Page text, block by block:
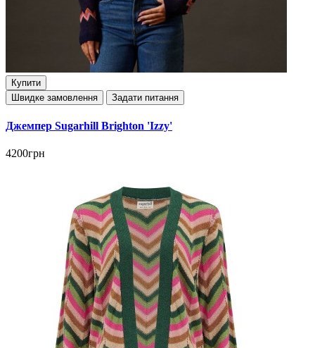
Купити
Швидке замовлення
Задати питання
Джемпер Sugarhill Brighton 'Izzy'
4200грн